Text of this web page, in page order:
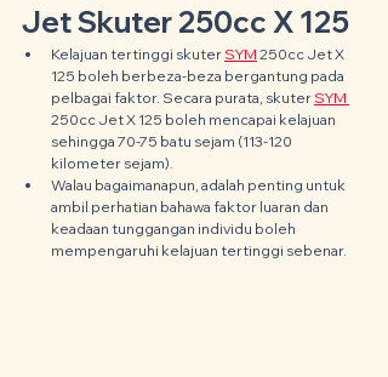
Jet Skuter 250cc X 125
Kelajuan tertinggi skuter SYM 250cc Jet X
125 boleh berbeza-beza bergantung pada
pelbagai faktor. Secara purata, skuter SYM
250cc Jet X 125 boleh mencapai kelajuan
sehingga 70-75 batu sejam (113-120
kilometer sejam).
Walau bagaimanapun, adalah penting untuk
ambil perhatian bahawa faktor luaran dan
keadaan tunggangan individu boleh
mempengaruhi kelajuan tertinggi sebenar.